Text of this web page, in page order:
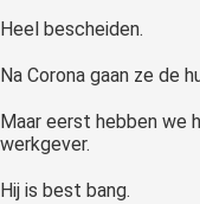
Heel bescheiden.
Na Corona gaan ze de
Maar eerst hebben we
werkgever.
Hij is best bang.